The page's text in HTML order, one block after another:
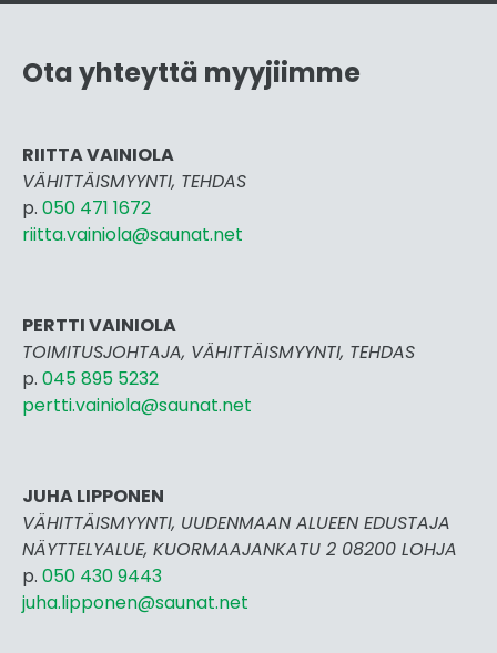
Ota yhteyttä myyjiimme
RIITTA VAINIOLA
VÄHITTÄISMYYNTI, TEHDAS
p. 050 471 1672
riitta.vainiola@saunat.net
PERTTI VAINIOLA
TOIMITUSJOHTAJA, VÄHITTÄISMYYNTI, TEHDAS
p. 045 895 5232
pertti.vainiola@saunat.net
JUHA LIPPONEN
VÄHITTÄISMYYNTI, UUDENMAAN ALUEEN EDUSTAJA
NÄYTTELYALUE, KUORMAAJANKATU 2 08200 LOHJA
p. 050 430 9443
juha.lipponen@saunat.net